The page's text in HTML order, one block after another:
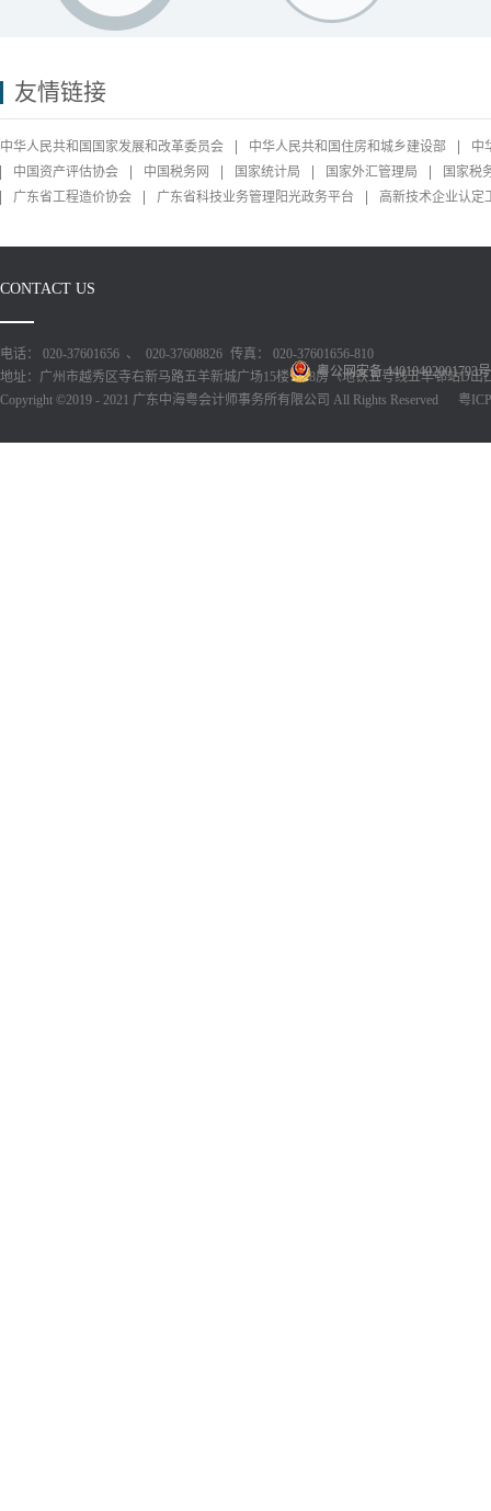
友情链接
中华人民共和国国家发展和改革委员会 中华人民共和国住房和城乡建设部
中
中国资产评估协会
中国税务网 国家统计局 国家外汇管理局
国家税
广东省工程造价协会
广东省科技业务管理阳光政务平台 高新技术企业认定
CONTACT US
电话： 020-37601656 、 020-37608826 传真： 020-37601656-810
地址：广州市越秀区寺右新马路五羊新城广场15楼1518房（地铁五号线五羊邨站D出
Copyright ©2019 - 2021 广东中海粤会计师事务所有限公司 All Rights Reserved 粤ICP
粤公网安备 44010402001793号